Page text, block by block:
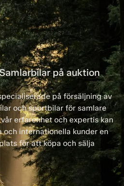
på auktion
på försäljning av
och sportbilar för samlare
erfarenhet och expertis kan
och internationella kunder en
för att köpa och sälja